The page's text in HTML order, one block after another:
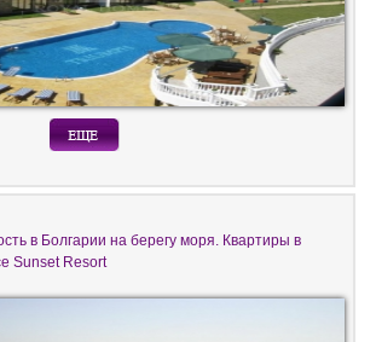
в Болгарии на берегу моря. Квартиры в
Sunset Resort